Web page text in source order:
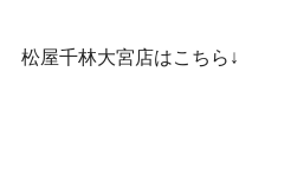
松屋千林大宮店はこちら↓